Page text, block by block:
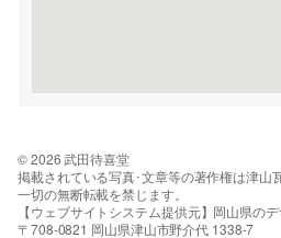
© 2026 武田待喜堂
掲載されている写真･文章等の著作権は津山
一切の無断転載を禁じます。
【ウェブサイトシステム提供元】岡山県の
〒708-0821 岡山県津山市野介代 1338-7